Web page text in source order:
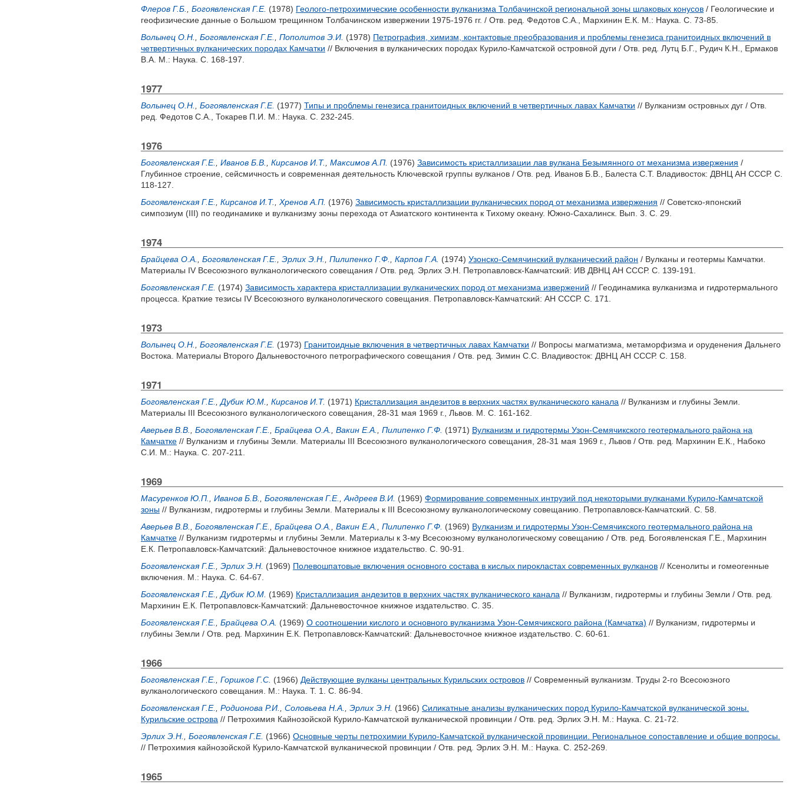
Флеров Г.Б.
Богоявленская Г.Е. (1978) Геолого-петрохимические особенности вулканизма Толбачинской региональной зоны шлаковых конусов / Геологические и
геофизические данные о Большом трещинном Толбачинском извержении 1975-1976 гг. / Отв. ред. Федотов С.А. Мархинин Е.К. М.: Наука. С. 73-85.
Волынец О.Н.
Богоявленская Г.Е. Пополитов Э.И. (1978) Петрография, химизм, контактовые преобразования и проблемы генезиса гранитоидных включений в
четвертичных вулканических породах Камчатки // Включения в вулканических породах Курило-Камчатской островной дуги / Отв. ред. Лутц Б.Г. Рудич К.Н.
Ермаков
В.А. М.: Наука. С. 168-197.
1977
Волынец О.Н. Богоявленская Г.Е. (1977) Типы и проблемы генезиса гранитоидных включений в четвертичных лавах Камчатки // Вулканизм островных дуг / Отв.
ред. Федотов С.А. Токарев П.И. М.: Наука. С. 232-245.
1976
Богоявленская Г.Е. Иванов Б.В. Кирсанов И.Т. Максимов А.П. (1976) Зависимость кристаллизации лав вулкана Безымянного от механизма извержения /
Глубинное строение, сейсмичность и современная деятельность Ключевской группы вулканов / Отв. ред. Иванов Б.В. Балеста С.Т. Владивосток: ДВНЦ АН СССР. С.
118-127.
Богоявленская Г.Е.
Кирсанов И.Т. Хренов А.П. (1976) Зависимость кристаллизации вулканических пород от механизма извержения // Cоветско-японский
симпозиум (III) по геодинамике и вулканизму зоны перехода от Азиатского континента к Тихому океану. Южно-Сахалинск. Вып. 3. С. 29.
1974
Брайцева О.А. Богоявленская Г.Е. Эрлих Э.Н. Пилипенко Г.Ф. Карпов Г.А. (1974) Узонско-Семячинский вулканический район / Вулканы и геотермы Камчатки.
Материалы IV Всесоюзного вулканологического совещания / Отв. ред. Эрлих Э.Н.
Петропавловск-Камчатский: ИВ ДВНЦ АН СССР. С. 139-191.
Богоявленская Г.Е. (1974) Зависимость характера кристаллизации вулканических пород от механизма извержений // Геодинамика вулканизма и гидротермального
процесса. Краткие тезисы IV Всесоюзного вулканологического совещания. Петропавловск-Камчатский: АН СССР. С. 171.
1973
Волынец О.Н. Богоявленская Г.Е. (1973) Гранитоидные включения в четвертичных лавах Камчатки // Вопросы магматизма, метаморфизма и оруденения Дальнего
Востока. Материалы Второго Дальневосточного петрографического совещания / Отв. ред. Зимин С.С. Владивосток: ДВНЦ АН СССР. С. 158.
1971
Богоявленская Г.Е. Дубик Ю.М. Кирсанов И.Т. (1971) Кристаллизация андезитов в верхних частях вулканического канала // Вулканизм и глубины Земли.
Материалы III Всесоюзного вулканологического совещания, 28-31 мая 1969 г., Львов. М. С. 161-162.
Аверьев В.В.
Богоявленская Г.Е. Брайцева О.А. Вакин Е.А. Пилипенко Г.Ф. (1971) Вулканизм и гидротермы Узон-Семячикского геотермального района на
Камчатке // Вулканизм и глубины Земли. Материалы III Всесоюзного вулканологического совещания, 28-31 мая 1969 г., Львов / Отв. ред. Мархинин Е.К.
Набоко
С.И.
М.: Наука. С. 207-211.
1969
Масуренков Ю.П. Иванов Б.В. Богоявленская Г.Е. Андреев В.И. (1969) Формирование современных интрузий под некоторыми вулканами Курило-Камчатской
зоны // Вулканизм, гидротермы и глубины Земли. Материалы к III Всесоюзному вулканологическому совещанию. Петропавловск-Камчатский. С. 58.
Аверьев В.В.
Богоявленская Г.Е. Брайцева О.А. Вакин Е.А. Пилипенко Г.Ф. (1969) Вулканизм и гидротермы Узон-Семячикского геотермального района на
Камчатке // Вулканизм гидротермы и глубины Земли. Материалы к 3-му Всесоюзному вулканологическому совещанию / Отв. ред. Богоявленская Г.Е.
Мархинин
Е.К. Петропавловск-Камчатский: Дальневосточное книжное издательство. С. 90-91.
Богоявленская Г.Е.
Эрлих Э.Н. (1969) Полевошпатовые включения основного состава в кислых пирокластах современных вулканов // Ксенолиты и гомеогенные
включения. М.: Наука. С. 64-67.
Богоявленская Г.Е.
Дубик Ю.М. (1969) Кристаллизация андезитов в верхних частях вулканического канала // Вулканизм, гидротермы и глубины Земли / Отв. ред.
Мархинин Е.К. Петропавловск-Камчатский: Дальневосточное книжное издательство. С. 35.
Богоявленская Г.Е.
Брайцева О.А. (1969) О соотношении кислого и основного вулканизма Узон-Семячикского района (Камчатка) // Вулканизм, гидротермы и
глубины Земли / Отв. ред. Мархинин Е.К. Петропавловск-Камчатский: Дальневосточное книжное издательство. С. 60-61.
1966
Богоявленская Г.Е. Горшков Г.С. (1966) Действующие вулканы центральных Курильских островов // Современный вулканизм. Труды 2-го Всесоюзного
вулканологического совещания. М.: Наука. Т. 1. С. 86-94.
Богоявленская Г.Е.
Родионова Р.И. Соловьева Н.А. Эрлих Э.Н. (1966) Силикатные анализы вулканических пород Курило-Камчатской вулканической зоны.
Курильские острова // Петрохимия Кайнозойской Курило-Камчатской вулканической провинции / Отв. ред. Эрлих Э.Н.
М.: Наука. С. 21-72.
Эрлих Э.Н.
Богоявленская Г.Е. (1966) Основные черты петрохимии Курило-Камчатской вулканической провинции. Региональное сопоставление и общие вопросы.
// Петрохимия кайнозойской Курило-Камчатской вулканической провинции / Отв. ред. Эрлих Э.Н. М.: Наука. С. 252-269.
1965